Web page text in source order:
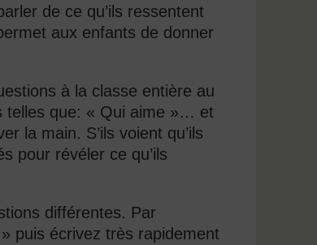
de ce qu’ils ressentent
aux enfants de donner
à la classe entière au
telles que: « Qui aime »… et
la main. S’ils voient qu’ils
pour révéler ce qu’ils
différentes. Par
puis écrivez très rapidement